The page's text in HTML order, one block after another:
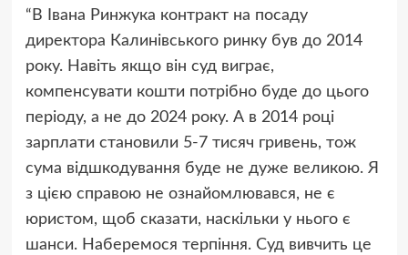
“В Івана Ринжука контракт на посаду
директора Калинівського ринку був до 2014
року. Навіть якщо він суд виграє,
компенсувати кошти потрібно буде до цього
періоду, а не до 2024 року. А в 2014 році
зарплати становили 5-7 тисяч гривень, тож
сума відшкодування буде не дуже великою. Я
з цією справою не ознайомлювався, не є
юристом, щоб сказати, наскільки у нього є
шанси. Наберемося терпіння. Суд вивчить це